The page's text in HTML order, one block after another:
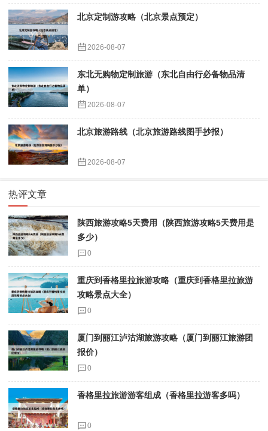
北京定制游攻略（北京景点预定）
2026-08-07
东北无购物定制旅游（东北自由行必备物品清
单）
2026-08-07
北京旅游路线（北京旅游路线图手抄报）
2026-08-07
热评文章
陕西旅游攻略5天费用（陕西旅游攻略5天费用是
多少）
0
重庆到香格里拉旅游攻略（重庆到香格里拉旅游
攻略景点大全）
0
厦门到丽江泸沽湖旅游攻略（厦门到丽江旅游团
报价）
0
香格里拉旅游游客组成（香格里拉游客多吗）
0